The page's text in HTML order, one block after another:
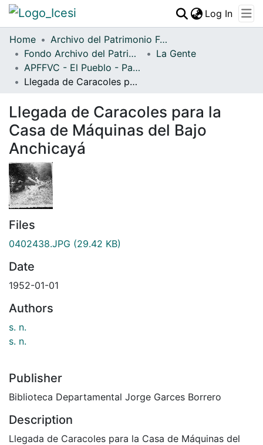
Communities & Collections
All of DSpace
Log In
Home
Archivo del Patrimonio Fotográfico y Fílmico del Valle del Cauca
Fondo Archivo del Patrimonio Fotográfico y Fílmico del Valle del Cauca
La Gente
APFFVC - El Pueblo - Patrimonial
Llegada de Caracoles para la Casa de Máquinas del Bajo Anchicayá
Llegada de Caracoles para la
Casa de Máquinas del Bajo
Anchicayá
Files
0402438.JPG (29.42 KB)
Date
1952-01-01
Authors
s. n.
s. n.
Publisher
Biblioteca Departamental Jorge Garces Borrero
Description
Llegada de Caracoles para la Casa de Máquinas del